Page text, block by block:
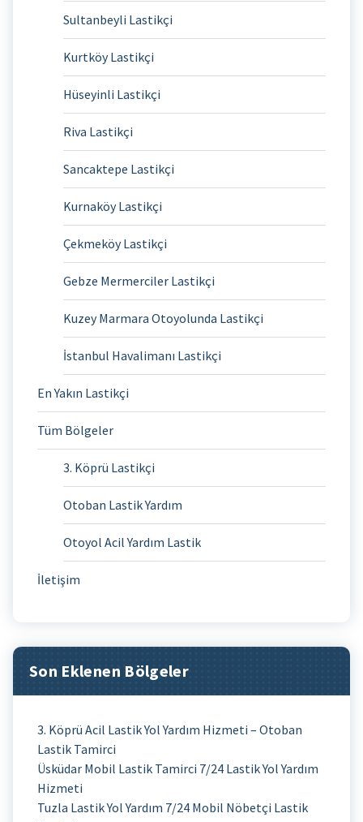
Sultanbeyli Lastikçi
Kurtköy Lastikçi
Hüseyinli Lastikçi
Riva Lastikçi
Sancaktepe Lastikçi
Kurnaköy Lastikçi
Çekmeköy Lastikçi
Gebze Mermerciler Lastikçi
Kuzey Marmara Otoyolunda Lastikçi
İstanbul Havalimanı Lastikçi
En Yakın Lastikçi
Tüm Bölgeler
3. Köprü Lastikçi
Otoban Lastik Yardım
Otoyol Acil Yardım Lastik
İletişim
Son Eklenen Bölgeler
3. Köprü Acil Lastik Yol Yardım Hizmeti – Otoban
Lastik Tamirci
Üsküdar Mobil Lastik Tamirci 7/24 Lastik Yol Yardım
Hizmeti
Tuzla Lastik Yol Yardım 7/24 Mobil Nöbetçi Lastik